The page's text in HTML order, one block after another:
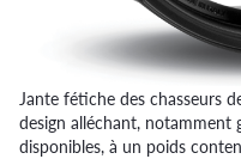
Jante fétiche des chasseurs
design alléchant, notamment
disponibles, à un poids